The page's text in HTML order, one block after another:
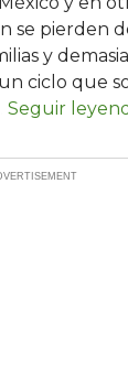
se pierden
y
ciclo que